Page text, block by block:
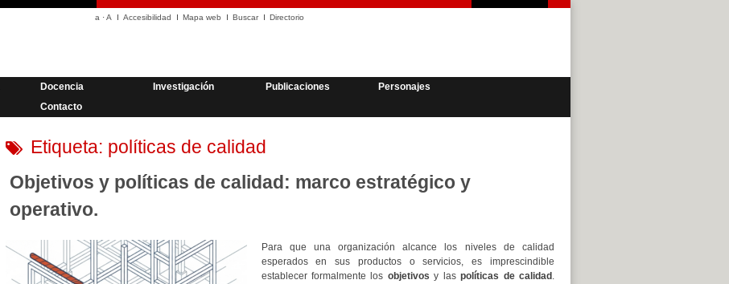
a ·A Accesibilidad Mapa web Buscar Directorio
Docencia Investigación Publicaciones
Personajes
Contacto
Etiqueta: políticas de calidad
Objetivos y políticas de calidad: marco estratégico y
operativo.
Para que una organización alcance los niveles de calidad
esperados en sus productos o servicios, es imprescindible
establecer formalmente los objetivos y laspolíticas de calidad .